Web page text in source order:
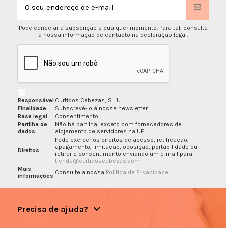
Pode cancelar a subscrição a qualquer momento. Para tal, consulte
a nossa informação de contacto na declaração legal.
Responsável Curtidos Cabezas, S.L.U.
Finalidade
Subscrevê-lo à nossa newsletter.
Base legal
Consentimento
Partilha de
dados
Não há partilha, exceto com fornecedores de
alojamento de servidores na UE.
Direitos
Pode exercer os direitos de acesso, retificação,
apagamento, limitação, oposição, portabilidade ou
retirar o consentimento enviando um e-mail para
tienda@curtidoscabezas.com
Mais
informações Consulte a nossa Política de Privacidade
Precisa de ajuda?